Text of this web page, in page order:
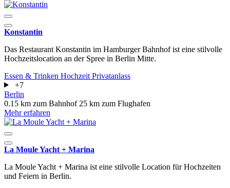
Konstantin
Das Restaurant Konstantin im Hamburger Bahnhof ist eine stilvolle
Hochzeitslocation an der Spree in Berlin Mitte.
Essen & Trinken Hochzeit Privatanlass
+7
Berlin
0.15 km zum Bahnhof 25 km zum Flughafen
Mehr erfahren
La Moule Yacht + Marina
La Moule Yacht + Marina ist eine stilvolle Location für Hochzeiten
und Feiern in Berlin.